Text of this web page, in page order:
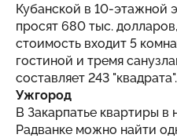
Кубанской в 10-этажной
просят 680 тыс.
стоимость входит 5
гостиной и тремя
составляет 243 "квадрата".
Ужгород
В Закарпатье квартиры в
Радванке можно найти